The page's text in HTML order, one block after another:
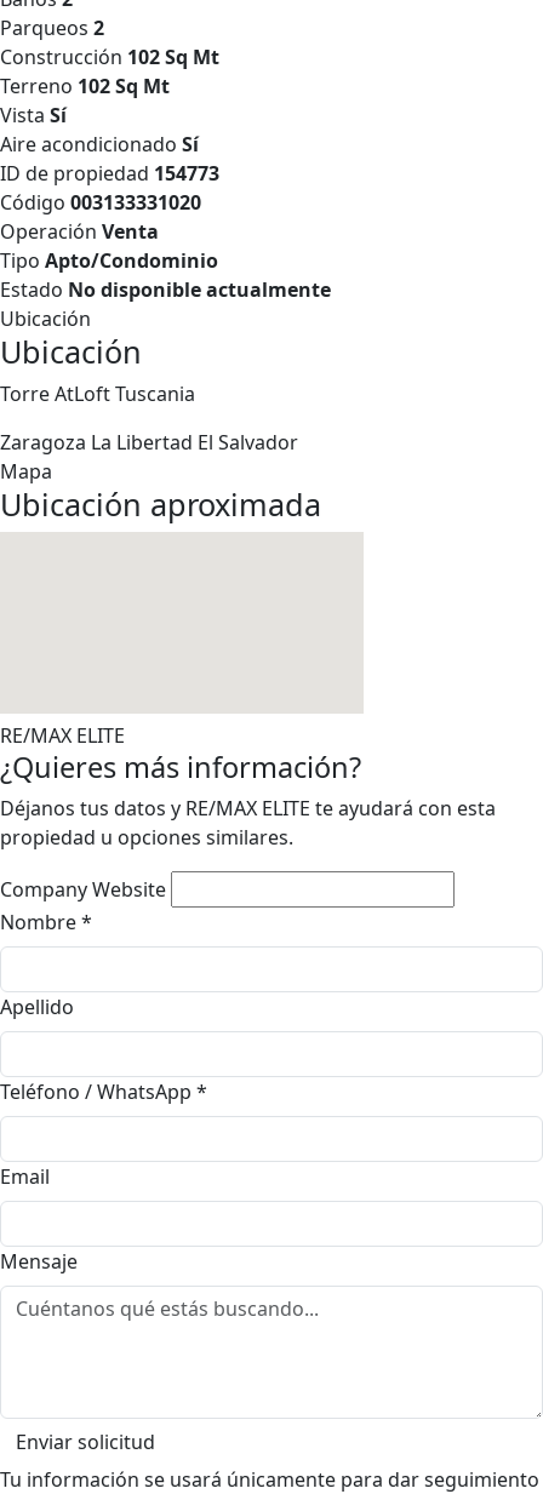
Parqueos 2
Construcción 102 Sq Mt
Terreno 102 Sq Mt
Vista Sí
Aire acondicionado Sí
ID de propiedad 154773
Código 003133331020
Operación Venta
Tipo Apto/Condominio
Estado No disponible actualmente
Ubicación
Ubicación
Torre AtLoft Tuscania
Zaragoza La Libertad El Salvador
Mapa
Ubicación aproximada
RE/MAX ELITE
¿Quieres más información?
Déjanos tus datos y RE/MAX ELITE te ayudará con esta
propiedad u opciones similares.
Company Website
Nombre*
Apellido
Teléfono / WhatsApp *
Email
Mensaje
Enviar solicitud
Tu información se usará únicamente para dar seguimiento